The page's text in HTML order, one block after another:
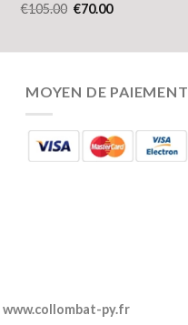
€105.00 €70.00
MOYEN DE PAIEMENT
www.collombat-py.fr